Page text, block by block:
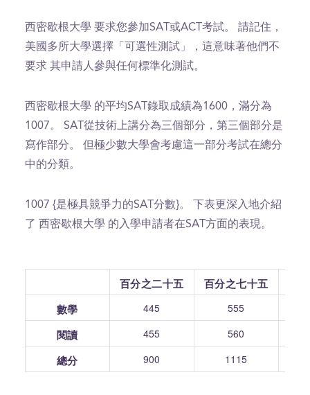
西密歇根大學 要求您參加SAT或ACT考試。 請記住，
美國多所大學選擇「可選性測試」，這意味著他們不
要求 其申請人參與任何標準化測試。
西密歇根大學 的平均SAT錄取成績為1600，滿分為
1007。 SAT從技術上講分為三個部分，第三個部分是
寫作部分。 但極少數大學會考慮這一部分考試在總分
中的分類。
1007 {是極具競爭力的SAT分數}。 下表更深入地介紹
了 西密歇根大學 的入學申請者在SAT方面的表現。
百分之二十五 百分之七十五
數學
445 555
閱讀 455 560
總分 900 1115